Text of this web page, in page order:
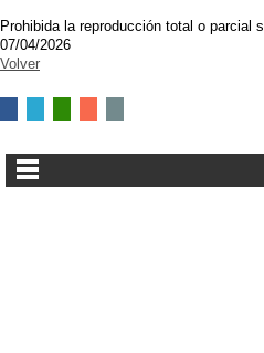
Prohibida la reproducción total o parcial
07/04/2026
Volver